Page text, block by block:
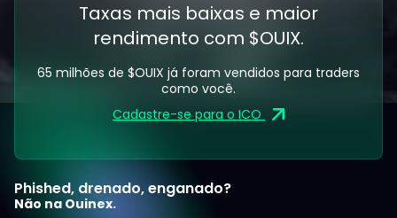
Taxas mais baixas e maior
rendimento com $OUIX.
65 milhões de $OUIX já foram vendidos para traders
como você.
Cadastre-se para o ICO
Phished, drenado, enganado?
Não na Ouinex.